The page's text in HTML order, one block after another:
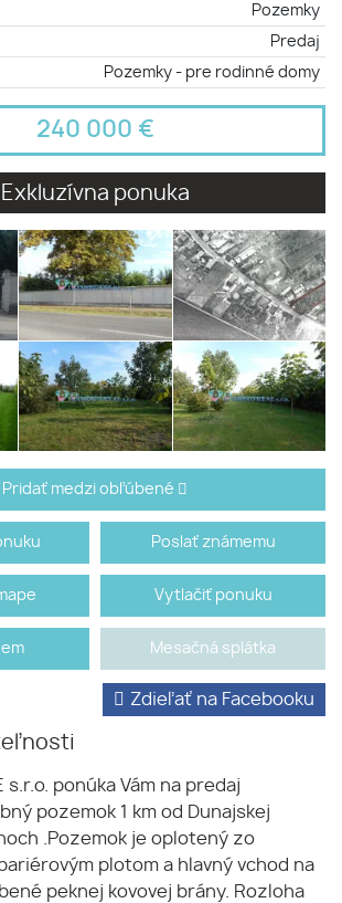
Pozemky
Predaj
Pozemky - pre rodinné domy
240 000 €
Exkluzívna ponuka
Pridať medzi obľúbené
Poslať známemu
Vytlačiť ponuku
Mesačná splátka
Zdieľať na Facebooku
s.r.o. ponúka Vám na predaj
pozemok 1 km od Dunajskej
.Pozemok je oplotený zo
plotom a hlavný vchod na
peknej kovovej brány. Rozloha